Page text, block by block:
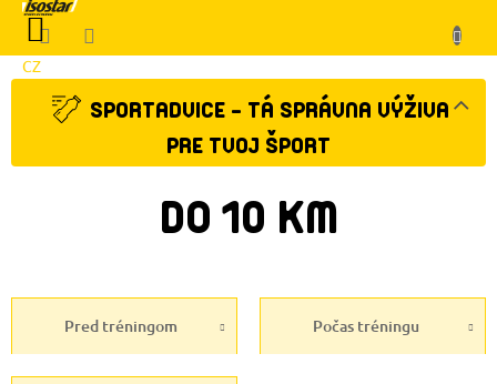
Prejsť
obsah
CZ
Klient
NÁKUPNÝ
KOŠÍK
SPORTADVICE - TÁ SPRÁVNA VÝŽIVA
PRE TVOJ ŠPORT
DO 10 KM
Pred tréningom Počas tréningu